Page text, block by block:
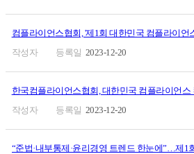
컴플라이언스협회, '제1회 대한민국 컴플라이언
2023-12-20
한국컴플라이언스협회, 대한민국 컴플라이언스
2023-12-20